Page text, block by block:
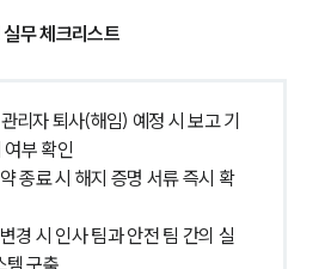
무 체크리스트
리자 퇴사(해임) 예정 시 보고 기
부 확인
종료 시 해지 증명 서류 즉시 확
경 시 인사 팀과 안전 팀 간의 실